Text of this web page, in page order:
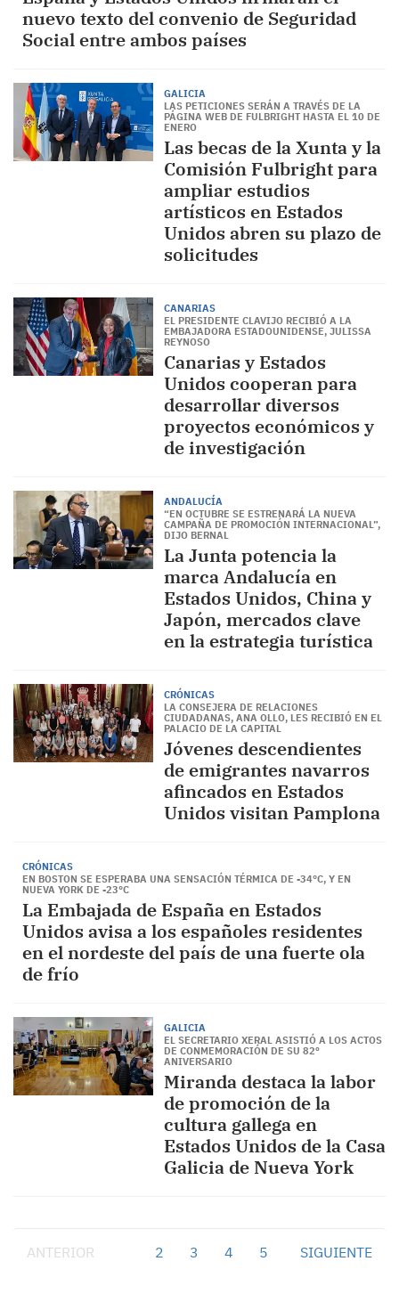
nuevo texto del convenio de Seguridad
Social entre ambos países
GALICIA
LAS PETICIONES SERÁN A TRAVÉS DE LA
PÁGINA WEB DE FULBRIGHT HASTA EL 10 DE
ENERO
Las becas de la Xunta y la
Comisión Fulbright para
ampliar estudios
artísticos en Estados
Unidos abren su plazo de
solicitudes
CANARIAS
EL PRESIDENTE CLAVIJO RECIBIÓ A LA
EMBAJADORA ESTADOUNIDENSE, JULISSA
REYNOSO
Canarias y Estados
Unidos cooperan para
desarrollar diversos
proyectos económicos y
de investigación
ANDALUCÍA
“EN OCTUBRE SE ESTRENARÁ LA NUEVA
CAMPAÑA DE PROMOCIÓN INTERNACIONAL”,
DIJO BERNAL
La Junta potencia la
marca Andalucía en
Estados Unidos, China y
Japón, mercados clave
en la estrategia turística
CRÓNICAS
LA CONSEJERA DE RELACIONES
CIUDADANAS, ANA OLLO, LES RECIBIÓ EN EL
PALACIO DE LA CAPITAL
Jóvenes descendientes
de emigrantes navarros
afincados en Estados
Unidos visitan Pamplona
CRÓNICAS
EN BOSTON SE ESPERABA UNA SENSACIÓN TÉRMICA DE -34°C, Y EN
NUEVA YORK DE -23°C
La Embajada de España en Estados
Unidos avisa a los españoles residentes
en el nordeste del país de una fuerte ola
de frío
GALICIA
EL SECRETARIO XERAL ASISTIÓ A LOS ACTOS
DE CONMEMORACIÓN DE SU 82º
ANIVERSARIO
Miranda destaca la labor
de promoción de la
cultura gallega en
Estados Unidos de la Casa
Galicia de Nueva York
ANTERIOR 2 3 4 5 SIGUIENTE